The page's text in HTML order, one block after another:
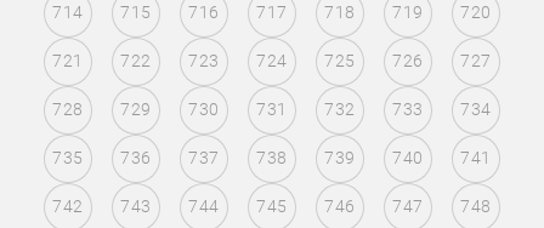
714 715 716 717 718 719 720
721 722 723 724 725 726 727
728 729 730 731 732 733 734
735 736 737 738 739 740 741
742 743 744 745 746 747 748